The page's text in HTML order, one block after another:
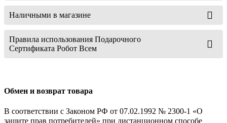
Наличными в магазине
Правила использования Подарочного
Сертификата Робот Всем
Обмен и возврат товара
В соответствии с Законом РФ от 07.02.1992 № 2300-1 «О
защите прав потребителей» при дистанционном способе